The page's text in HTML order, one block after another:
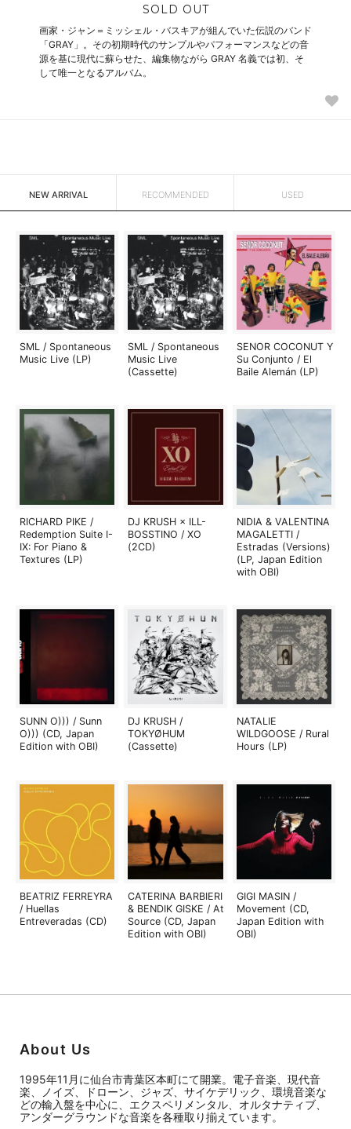
SOLD OUT
画家・ジャン＝ミッシェル・バスキアが組んでいた伝説のバンド
「GRAY」。その初期時代のサンプルやパフォーマンスなどの音
源を基に現代に蘇らせた、編集物ながら GRAY 名義では初、そ
して唯一となるアルバム。
NEW ARRIVAL RECOMMENDED USED
SML / Spontaneous
Music Live (LP)
SML / Spontaneous
Music Live
(Cassette)
SENOR COCONUT Y
Su Conjunto / El
Baile Alemán (LP)
RICHARD PIKE /
Redemption Suite I-
IX: For Piano &
Textures (LP)
DJ KRUSH × ILL-
BOSSTINO / XO
(2CD)
NIDIA & VALENTINA
MAGALETTI /
Estradas (Versions)
(LP, Japan Edition
with OBI)
SUNN O))) / Sunn
O))) (CD, Japan
Edition with OBI)
DJ KRUSH /
TOKYØHUM
(Cassette)
NATALIE
WILDGOOSE / Rural
Hours (LP)
BEATRIZ FERREYRA
/ Huellas
Entreveradas (CD)
CATERINA BARBIERI
& BENDIK GISKE / At
Source (CD, Japan
Edition with OBI)
GIGI MASIN /
Movement (CD,
Japan Edition with
OBI)
About Us
1995年11月に仙台市青葉区本町にて開業。電子音楽、現代音
楽、ノイズ、ドローン、ジャズ、サイケデリック、環境音楽な
どの輸入盤を中心に、エクスペリメンタル、オルタナティブ、
アンダーグラウンドな音楽を各種取り揃えています。